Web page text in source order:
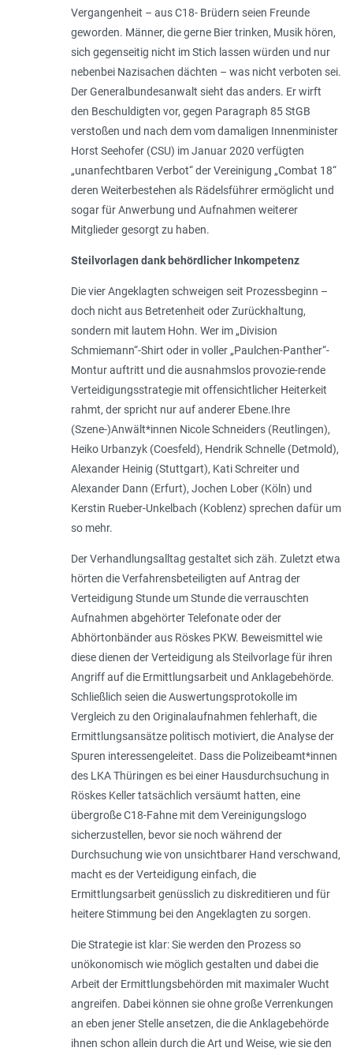
Vergangenheit – aus C18- Brüdern seien Freunde
geworden. Männer, die gerne Bier trinken, Musik hören,
sich gegenseitig nicht im Stich lassen würden und nur
nebenbei Nazisachen dächten – was nicht verboten sei.
Der Generalbundesanwalt sieht das anders. Er wirft
den Beschuldigten vor, gegen Paragraph 85 StGB
verstoßen und nach dem vom damaligen Innenminister
Horst Seehofer (CSU) im Januar 2020 verfügten
„unanfechtbaren Verbot“ der Vereinigung „Combat 18“
deren Weiterbestehen als Rädelsführer ermöglicht und
sogar für Anwerbung und Aufnahmen weiterer
Mitglieder gesorgt zu haben.
Steilvorlagen dank behördlicher Inkompetenz
Die vier Angeklagten schweigen seit Prozessbeginn –
doch nicht aus Betretenheit oder Zurückhaltung,
sondern mit lautem Hohn. Wer im „Division
Schmiemann“-Shirt oder in voller „Paulchen-Panther“-
Montur auftritt und die ausnahmslos provozie-rende
Verteidigungsstrategie mit offensichtlicher Heiterkeit
rahmt, der spricht nur auf anderer Ebene.Ihre
(Szene-)Anwält*innen Nicole Schneiders (Reutlingen),
Heiko Urbanzyk (Coesfeld), Hendrik Schnelle (Detmold),
Alexander Heinig (Stuttgart), Kati Schreiter und
Alexander Dann (Erfurt), Jochen Lober (Köln) und
Kerstin Rueber-Unkelbach (Koblenz) sprechen dafür um
so mehr.
Der Verhandlungsalltag gestaltet sich zäh. Zuletzt etwa
hörten die Verfahrensbeteiligten auf Antrag der
Verteidigung Stunde um Stunde die verrauschten
Aufnahmen abgehörter Telefonate oder der
Abhörtonbänder aus Röskes PKW. Beweismittel wie
diese dienen der Verteidigung als Steilvorlage für ihren
Angriff auf die Ermittlungsarbeit und Anklagebehörde.
Schließlich seien die Auswertungsprotokolle im
Vergleich zu den Originalaufnahmen fehlerhaft, die
Ermittlungsansätze politisch motiviert, die Analyse der
Spuren interessengeleitet. Dass die Polizeibeamt*innen
des LKA Thüringen es bei einer Hausdurchsuchung in
Röskes Keller tatsächlich versäumt hatten, eine
übergroße C18-Fahne mit dem Vereinigungslogo
sicherzustellen, bevor sie noch während der
Durchsuchung wie von unsichtbarer Hand verschwand,
macht es der Verteidigung einfach, die
Ermittlungsarbeit genüsslich zu diskreditieren und für
heitere Stimmung bei den Angeklagten zu sorgen.
Die Strategie ist klar: Sie werden den Prozess so
unökonomisch wie möglich gestalten und dabei die
Arbeit der Ermittlungsbehörden mit maximaler Wucht
angreifen. Dabei können sie ohne große Verrenkungen
an eben jener Stelle ansetzen, die die Anklagebehörde
ihnen schon allein durch die Art und Weise, wie sie den